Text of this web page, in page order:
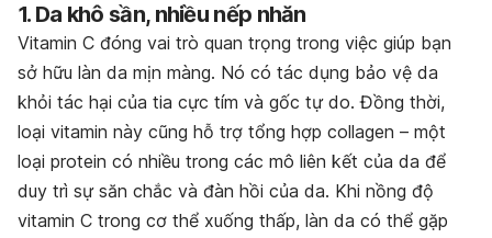
1. Da khô sần, nhiều nếp nhăn
Vitamin C đóng vai trò quan trọng trong việc giúp bạn
sở hữu làn da mịn màng. Nó có tác dụng bảo vệ da
khỏi tác hại của tia cực tím và gốc tự do. Đồng thời,
loại vitamin này cũng hỗ trợ tổng hợp collagen – một
loại protein có nhiều trong các mô liên kết của da để
duy trì sự săn chắc và đàn hồi của da. Khi nồng độ
vitamin C trong cơ thể xuống thấp, làn da có thể gặp